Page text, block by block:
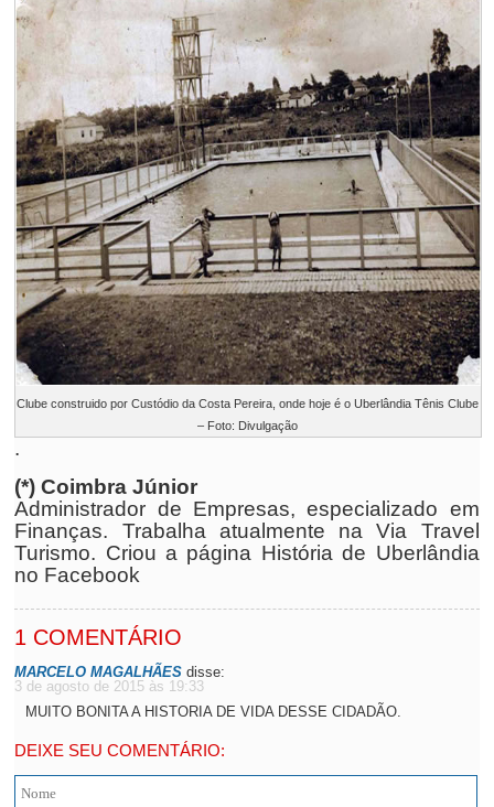
Clube construido por Custódio da Costa Pereira, onde hoje é o Uberlândia Tênis Clube
– Foto: Divulgação
.
(*) Coimbra Júnior
Administrador de Empresas, especializado em
Finanças. Trabalha atualmente na Via Travel
Turismo. Criou a página História de Uberlândia
no Facebook
1 COMENTÁRIO
MARCELO MAGALHÃES disse:
3 de agosto de 2015 às 19:33
MUITO BONITA A HISTORIA DE VIDA DESSE CIDADÃO.
DEIXE SEU COMENTÁRIO: